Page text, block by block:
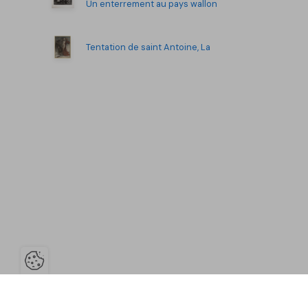
Un enterrement au pays wallon
Tentation de saint Antoine, La
Ouvrir la barre de gestion des